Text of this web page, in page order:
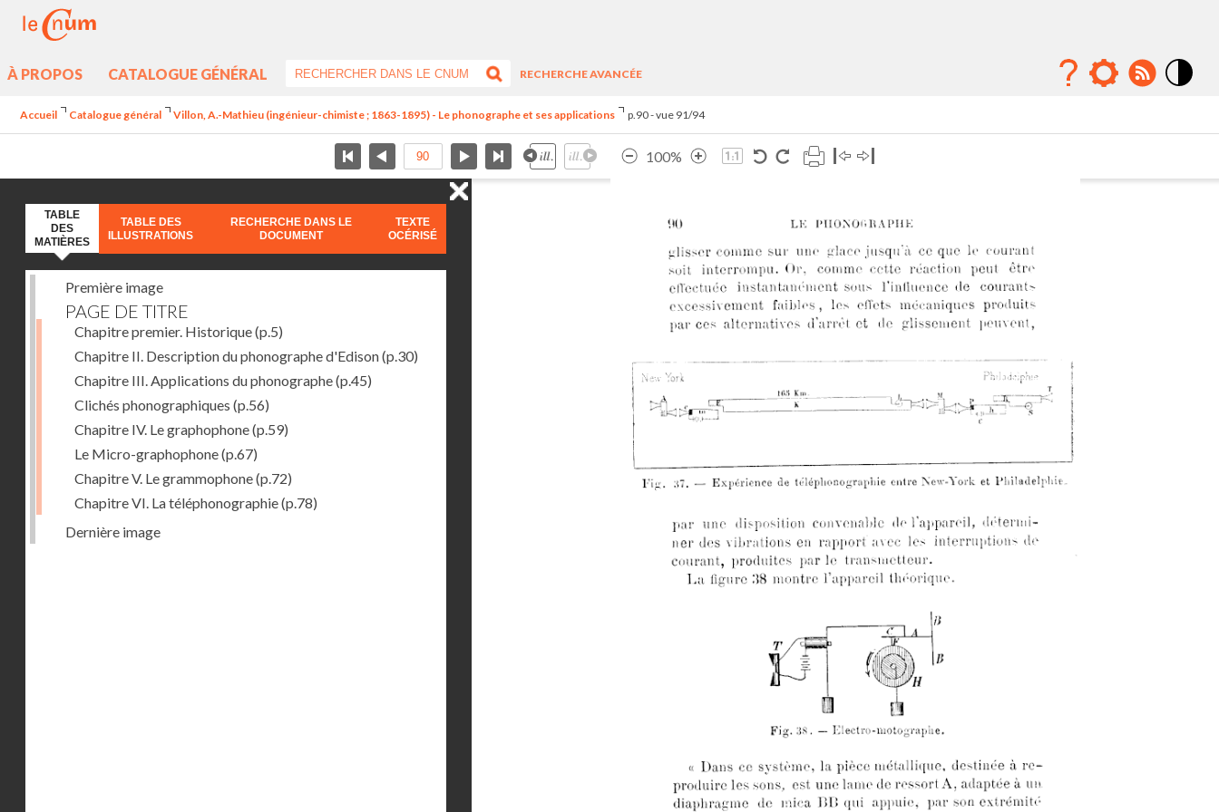
À PROPOS CATALOGUE GÉNÉRAL
RECHERCHE AVANCÉE
Accueil Catalogue général Villon, A.-Mathieu (ingénieur-chimiste ; 1863-1895) - Le phonographe et ses applications p.90 - vue 91/94
100%
TABLE
DES
MATIÈRES
TABLE DES
ILLUSTRATIONS
RECHERCHE DANS LE
DOCUMENT
TEXTE
OCÉRISÉ
Première image
PAGE DE TITRE
Chapitre premier. Historique(p.5)
Chapitre II. Description du phonographe d'Edison(p.30)
Chapitre III. Applications du phonographe(p.45)
Clichés phonographiques (p.56)
Chapitre IV. Le graphophone(p.59)
Le Micro-graphophone(p.67)
Chapitre V. Le grammophone(p.72)
Chapitre VI. La téléphonographie(p.78)
Dernière image